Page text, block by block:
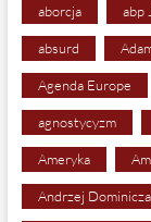
aborcja abp
absurd
Agenda Europe
agnostycyzm
Ameryka
Andrzej